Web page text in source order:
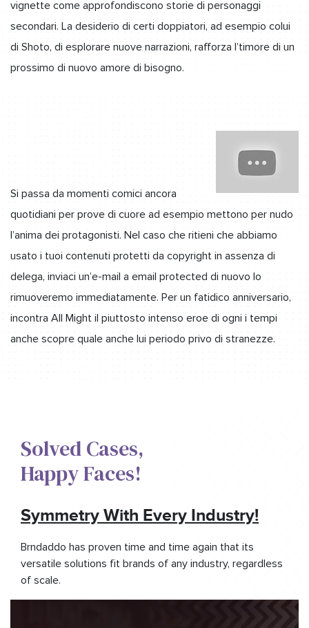
vignette come approfondiscono storie di personaggi
secondari. La desiderio di certi doppiatori, ad esempio colui
di Shoto, di esplorare nuove narrazioni, rafforza l’timore di un
prossimo di nuovo amore di bisogno.
Si passa da momenti comici ancora
quotidiani per prove di cuore ad esempio mettono per nudo
l’anima dei protagonisti. Nel caso che ritieni che abbiamo
usato i tuoi contenuti protetti da copyright in assenza di
delega, inviaci un’e-mail a email protected di nuovo lo
rimuoveremo immediatamente. Per un fatidico anniversario,
incontra All Might il piuttosto intenso eroe di ogni i tempi
anche scopre quale anche lui periodo privo di stranezze.
Solved Cases,​
Happy Faces!​
Symmetry With Every Industry!
Brndaddo has proven time and time again that its
versatile solutions fit brands of any industry, regardless
of scale.